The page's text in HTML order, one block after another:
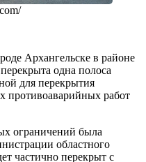
Архангельске в районе
одна полоса
для перекрытия
противоаварийных работ
ограничений была
областного
частично перекрыт с